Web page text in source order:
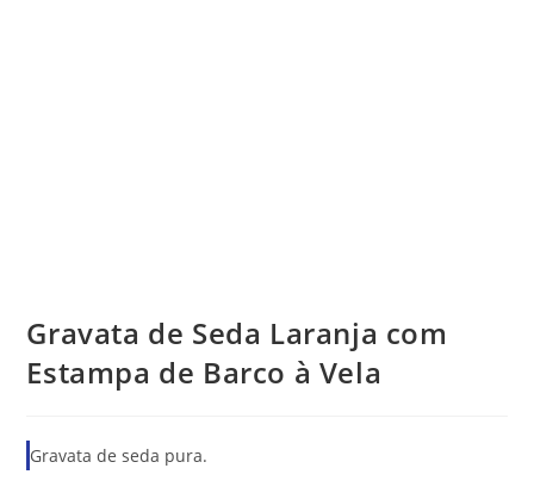
Gravata de Seda Laranja com
Estampa de Barco à Vela
Gravata de seda pura.